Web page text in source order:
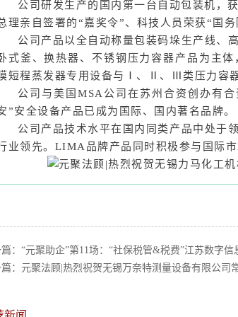
公司研发生产的国内第一台自动包装机，
理亲自签署的“嘉奖令”、科技人员荣获“国
公司产品以全自动称量包装码垛生产线、
式釜、换热器、不锈钢压力容器产品为主
短程蒸发器专用设备与Ⅰ、Ⅱ、Ⅲ类压力容
公司与美国MSA公司在苏州合资创办有
”安全设备产品已成为国际、国内著名品牌。
公司产品技术水平在国内同类产品中处于
业领先。LIMA品牌产品同时积极参与国际
： “元聚助企”第11场：“社保税管&税费”江苏数字
： 元聚法顾|热烈祝贺无锡万奈特测量设备有限公司